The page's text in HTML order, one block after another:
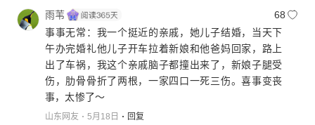
雨苇
68
事事无常：我一个挺近的亲戚，她儿子结婚，当天下
午办完婚礼他儿子开车拉着新娘和他爸妈回家，路上
出了车祸，我这个亲戚脑子都撞出来了，新娘子腿受
伤，肋骨骨折了两根，一家四口一死三伤。喜事变丧
事，太惨了～
山东网友 5月18日 回复